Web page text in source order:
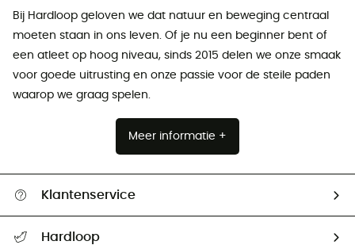
Bij Hardloop geloven we dat natuur en beweging centraal
moeten staan ​​in ons leven. Of je nu een beginner bent of
een atleet op hoog niveau, sinds 2015 delen we onze smaak
voor goede uitrusting en onze passie voor de steile paden
waarop we graag spelen.
Meer informatie +
Klantenservice
Hardloop